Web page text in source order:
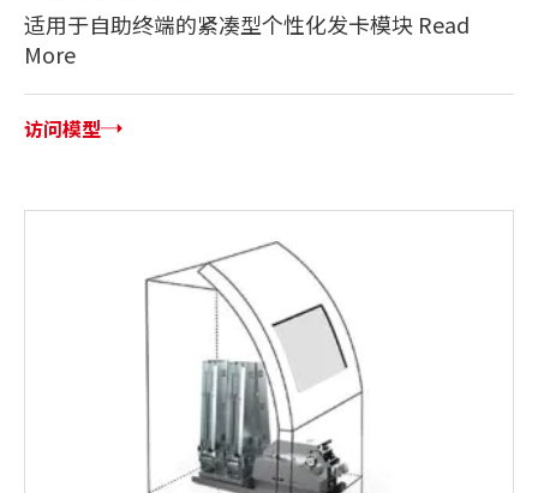
适用于自助终端的紧凑型个性化发卡模块 Read
More
访问模型